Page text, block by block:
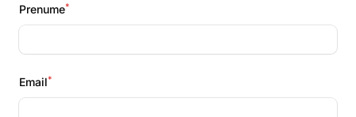
Prenume*
Email*